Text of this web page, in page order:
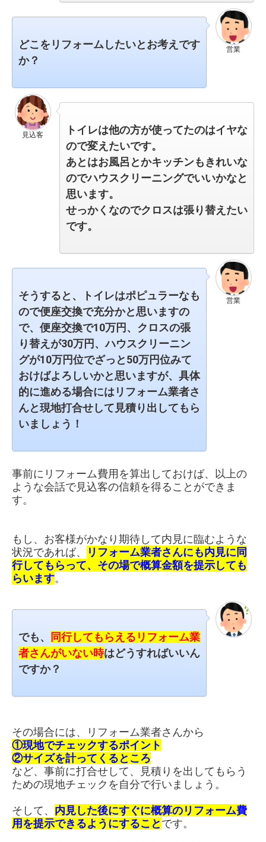
営業
どこをリフォームしたいとお考えです
か？
見込客
トイレは他の方が使ってたのはイヤな
ので変えたいです。
あとはお風呂とかキッチンもきれいな
のでハウスクリーニングでいいかなと
思います。
せっかくなのでクロスは張り替えたい
です。
営業
そうすると、トイレはポピュラーなも
ので便座交換で充分かと思いますの
で、便座交換で10万円、クロスの張
り替えが30万円、ハウスクリーニン
グが10万円位でざっと50万円位みて
おけばよろしいかと思いますが、具体
的に進める場合にはリフォーム業者さ
んと現地打合せして見積り出してもら
いましょう！
事前にリフォーム費用を算出しておけば、以上の
ような会話で見込客の信頼を得ることができま
す。
もし、お客様がかなり期待して内見に臨むような
状況であれば、
リフォーム業者さんにも内見に同
行してもらって、その場で概算金額を提示しても
らいます。
でも、 同行してもらえるリフォーム業
者さんがいない時はどうすればいいん
ですか？
その場合には、リフォーム業者さんから
①現地でチェックするポイント
②サイズを計ってくるところ
など、事前に打合せして、見積りを出してもらう
ための現地チェックを自分で行いましょう。
そして、 内見した後にすぐに概算のリフォーム費
用を提示できるようにすることです。